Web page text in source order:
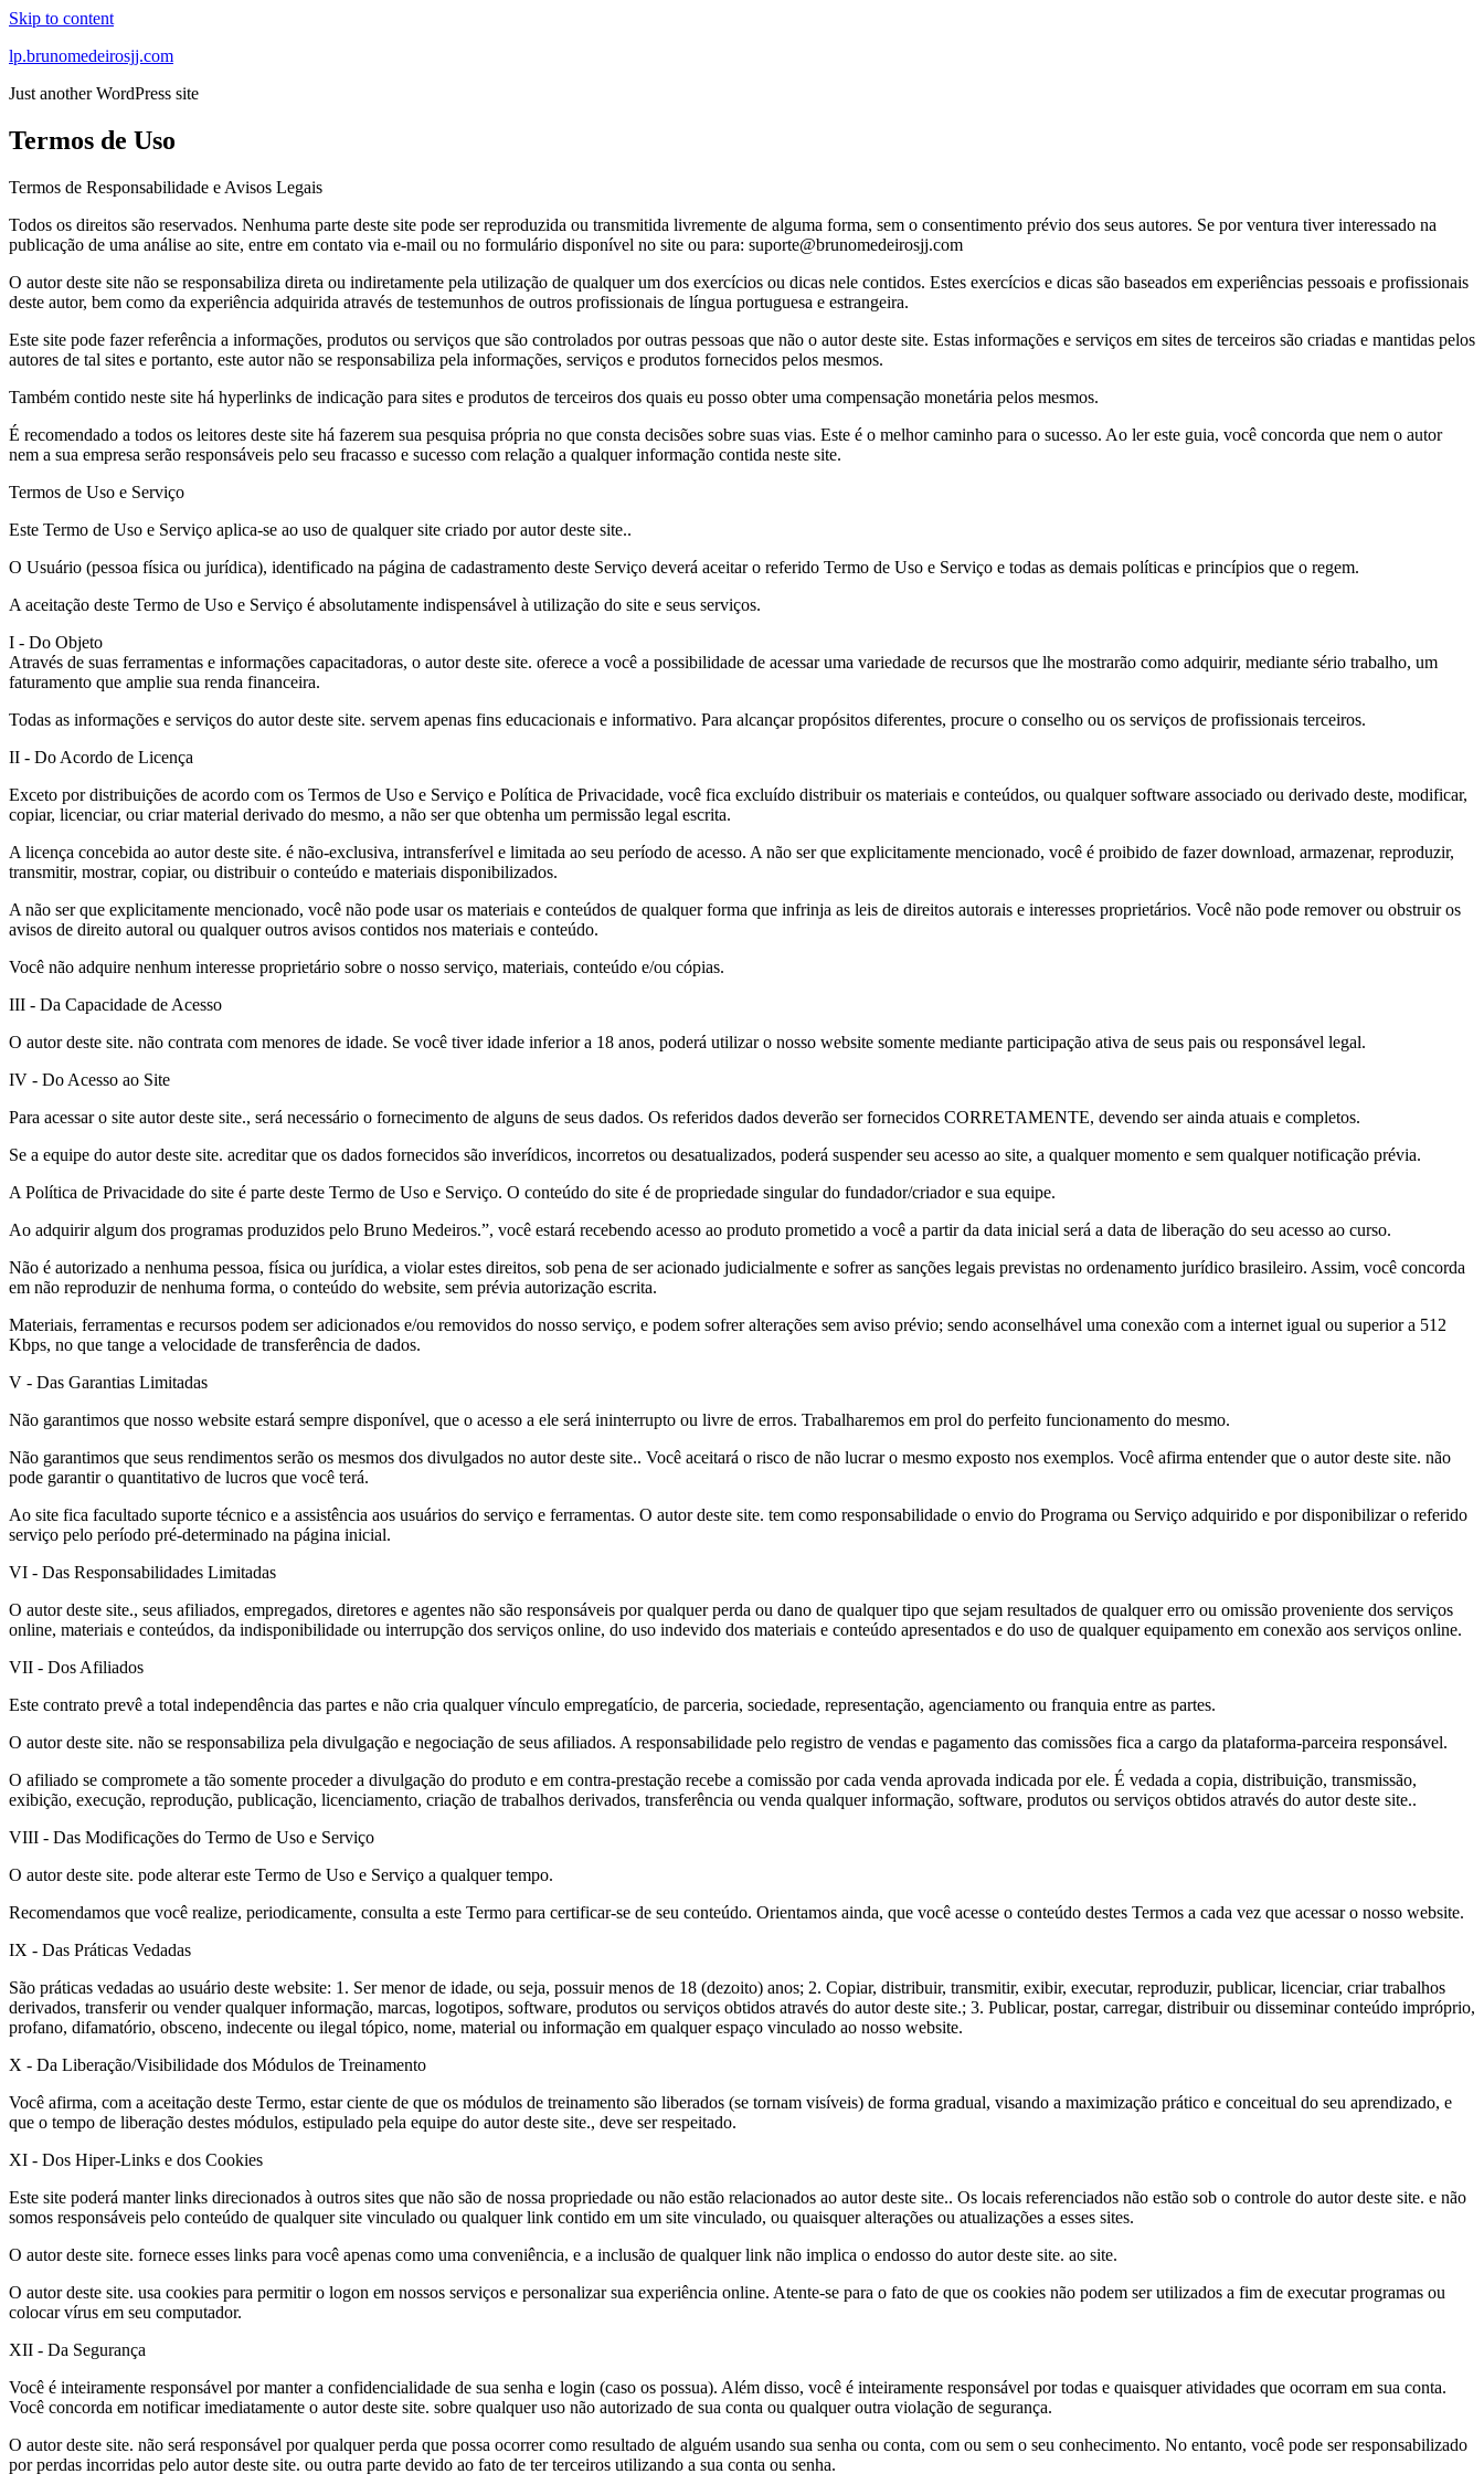
Skip to content
lp.brunomedeirosjj.com
Just another WordPress site
Termos de Uso
Termos de Responsabilidade e Avisos Legais
Todos os direitos são reservados. Nenhuma parte deste site pode ser reproduzida ou transmitida livremente de alguma forma, sem o consentimento prévio dos seus autores. Se por ventura tiver interessado na
publicação de uma análise ao site, entre em contato via e-mail ou no formulário disponível no site ou para: suporte@brunomedeirosjj.com
O autor deste site não se responsabiliza direta ou indiretamente pela utilização de qualquer um dos exercícios ou dicas nele contidos. Estes exercícios e dicas são baseados em experiências pessoais e profissionais
deste autor, bem como da experiência adquirida através de testemunhos de outros profissionais de língua portuguesa e estrangeira.
Este site pode fazer referência a informações, produtos ou serviços que são controlados por outras pessoas que não o autor deste site. Estas informações e serviços em sites de terceiros são criadas e mantidas pelos
autores de tal sites e portanto, este autor não se responsabiliza pela informações, serviços e produtos fornecidos pelos mesmos.
Também contido neste site há hyperlinks de indicação para sites e produtos de terceiros dos quais eu posso obter uma compensação monetária pelos mesmos.
É recomendado a todos os leitores deste site há fazerem sua pesquisa própria no que consta decisões sobre suas vias. Este é o melhor caminho para o sucesso. Ao ler este guia, você concorda que nem o autor
nem a sua empresa serão responsáveis pelo seu fracasso e sucesso com relação a qualquer informação contida neste site.
Termos de Uso e Serviço
Este Termo de Uso e Serviço aplica-se ao uso de qualquer site criado por autor deste site..
O Usuário (pessoa física ou jurídica), identificado na página de cadastramento deste Serviço deverá aceitar o referido Termo de Uso e Serviço e todas as demais políticas e princípios que o regem.
A aceitação deste Termo de Uso e Serviço é absolutamente indispensável à utilização do site e seus serviços.
I - Do Objeto
Através de suas ferramentas e informações capacitadoras, o autor deste site. oferece a você a possibilidade de acessar uma variedade de recursos que lhe mostrarão como adquirir, mediante sério trabalho, um
faturamento que amplie sua renda financeira.
Todas as informações e serviços do autor deste site. servem apenas fins educacionais e informativo. Para alcançar propósitos diferentes, procure o conselho ou os serviços de profissionais terceiros.
II - Do Acordo de Licença
Exceto por distribuições de acordo com os Termos de Uso e Serviço e Política de Privacidade, você fica excluído distribuir os materiais e conteúdos, ou qualquer software associado ou derivado deste, modificar,
copiar, licenciar, ou criar material derivado do mesmo, a não ser que obtenha um permissão legal escrita.
A licença concebida ao autor deste site. é não-exclusiva, intransferível e limitada ao seu período de acesso. A não ser que explicitamente mencionado, você é proibido de fazer download, armazenar, reproduzir,
transmitir, mostrar, copiar, ou distribuir o conteúdo e materiais disponibilizados.
A não ser que explicitamente mencionado, você não pode usar os materiais e conteúdos de qualquer forma que infrinja as leis de direitos autorais e interesses proprietários. Você não pode remover ou obstruir os
avisos de direito autoral ou qualquer outros avisos contidos nos materiais e conteúdo.
Você não adquire nenhum interesse proprietário sobre o nosso serviço, materiais, conteúdo e/ou cópias.
III - Da Capacidade de Acesso
O autor deste site. não contrata com menores de idade. Se você tiver idade inferior a 18 anos, poderá utilizar o nosso website somente mediante participação ativa de seus pais ou responsável legal.
IV - Do Acesso ao Site
Para acessar o site autor deste site., será necessário o fornecimento de alguns de seus dados. Os referidos dados deverão ser fornecidos CORRETAMENTE, devendo ser ainda atuais e completos.
Se a equipe do autor deste site. acreditar que os dados fornecidos são inverídicos, incorretos ou desatualizados, poderá suspender seu acesso ao site, a qualquer momento e sem qualquer notificação prévia.
A Política de Privacidade do site é parte deste Termo de Uso e Serviço. O conteúdo do site é de propriedade singular do fundador/criador e sua equipe.
Ao adquirir algum dos programas produzidos pelo Bruno Medeiros.”, você estará recebendo acesso ao produto prometido a você a partir da data inicial será a data de liberação do seu acesso ao curso.
Não é autorizado a nenhuma pessoa, física ou jurídica, a violar estes direitos, sob pena de ser acionado judicialmente e sofrer as sanções legais previstas no ordenamento jurídico brasileiro. Assim, você concorda
em não reproduzir de nenhuma forma, o conteúdo do website, sem prévia autorização escrita.
Materiais, ferramentas e recursos podem ser adicionados e/ou removidos do nosso serviço, e podem sofrer alterações sem aviso prévio; sendo aconselhável uma conexão com a internet igual ou superior a 512
Kbps, no que tange a velocidade de transferência de dados.
V - Das Garantias Limitadas
Não garantimos que nosso website estará sempre disponível, que o acesso a ele será ininterrupto ou livre de erros. Trabalharemos em prol do perfeito funcionamento do mesmo.
Não garantimos que seus rendimentos serão os mesmos dos divulgados no autor deste site.. Você aceitará o risco de não lucrar o mesmo exposto nos exemplos. Você afirma entender que o autor deste site. não
pode garantir o quantitativo de lucros que você terá.
Ao site fica facultado suporte técnico e a assistência aos usuários do serviço e ferramentas. O autor deste site. tem como responsabilidade o envio do Programa ou Serviço adquirido e por disponibilizar o referido
serviço pelo período pré-determinado na página inicial.
VI - Das Responsabilidades Limitadas
O autor deste site., seus afiliados, empregados, diretores e agentes não são responsáveis por qualquer perda ou dano de qualquer tipo que sejam resultados de qualquer erro ou omissão proveniente dos serviços
online, materiais e conteúdos, da indisponibilidade ou interrupção dos serviços online, do uso indevido dos materiais e conteúdo apresentados e do uso de qualquer equipamento em conexão aos serviços online.
VII - Dos Afiliados
Este contrato prevê a total independência das partes e não cria qualquer vínculo empregatício, de parceria, sociedade, representação, agenciamento ou franquia entre as partes.
O autor deste site. não se responsabiliza pela divulgação e negociação de seus afiliados. A responsabilidade pelo registro de vendas e pagamento das comissões fica a cargo da plataforma-parceira responsável.
O afiliado se compromete a tão somente proceder a divulgação do produto e em contra-prestação recebe a comissão por cada venda aprovada indicada por ele. É vedada a copia, distribuição, transmissão,
exibição, execução, reprodução, publicação, licenciamento, criação de trabalhos derivados, transferência ou venda qualquer informação, software, produtos ou serviços obtidos através do autor deste site..
VIII - Das Modificações do Termo de Uso e Serviço
O autor deste site. pode alterar este Termo de Uso e Serviço a qualquer tempo.
Recomendamos que você realize, periodicamente, consulta a este Termo para certificar-se de seu conteúdo. Orientamos ainda, que você acesse o conteúdo destes Termos a cada vez que acessar o nosso website.
IX - Das Práticas Vedadas
São práticas vedadas ao usuário deste website: 1. Ser menor de idade, ou seja, possuir menos de 18 (dezoito) anos; 2. Copiar, distribuir, transmitir, exibir, executar, reproduzir, publicar, licenciar, criar trabalhos
derivados, transferir ou vender qualquer informação, marcas, logotipos, software, produtos ou serviços obtidos através do autor deste site.; 3. Publicar, postar, carregar, distribuir ou disseminar conteúdo impróprio,
profano, difamatório, obsceno, indecente ou ilegal tópico, nome, material ou informação em qualquer espaço vinculado ao nosso website.
X - Da Liberação/Visibilidade dos Módulos de Treinamento
Você afirma, com a aceitação deste Termo, estar ciente de que os módulos de treinamento são liberados (se tornam visíveis) de forma gradual, visando a maximização prático e conceitual do seu aprendizado, e
que o tempo de liberação destes módulos, estipulado pela equipe do autor deste site., deve ser respeitado.
XI - Dos Hiper-Links e dos Cookies
Este site poderá manter links direcionados à outros sites que não são de nossa propriedade ou não estão relacionados ao autor deste site.. Os locais referenciados não estão sob o controle do autor deste site. e não
somos responsáveis pelo conteúdo de qualquer site vinculado ou qualquer link contido em um site vinculado, ou quaisquer alterações ou atualizações a esses sites.
O autor deste site. fornece esses links para você apenas como uma conveniência, e a inclusão de qualquer link não implica o endosso do autor deste site. ao site.
O autor deste site. usa cookies para permitir o logon em nossos serviços e personalizar sua experiência online. Atente-se para o fato de que os cookies não podem ser utilizados a fim de executar programas ou
colocar vírus em seu computador.
XII - Da Segurança
Você é inteiramente responsável por manter a confidencialidade de sua senha e login (caso os possua). Além disso, você é inteiramente responsável por todas e quaisquer atividades que ocorram em sua conta.
Você concorda em notificar imediatamente o autor deste site. sobre qualquer uso não autorizado de sua conta ou qualquer outra violação de segurança.
O autor deste site. não será responsável por qualquer perda que possa ocorrer como resultado de alguém usando sua senha ou conta, com ou sem o seu conhecimento. No entanto, você pode ser responsabilizado
por perdas incorridas pelo autor deste site. ou outra parte devido ao fato de ter terceiros utilizando a sua conta ou senha.